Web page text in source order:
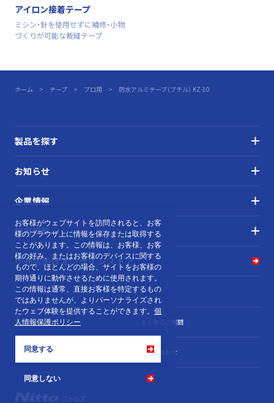
アイロン接着テープ
ミシン・針を使用せずに補修・小物
づくりが可能な裁縫テープ
ホーム テープ プロ用 防水アルミテープ（ブチル） KZ-10
製品を探す
お知らせ
企業情報
採用情報
小売店向けオンラインストア
製品カタログ よくあるご質問
個人情報保護ポリシー お問い合わせ
お客様がウェブサイトを訪問されると、お客
様のブラウザ上に情報を保存または取得する
ことがあります。この情報は、お客様、お客
様の好み、またはお客様のデバイスに関する
もので、ほとんどの場合、サイトをお客様の
期待通りに動作させるために使用されます。
この情報は通常、直接お客様を特定するもの
ではありませんが、よりパーソナライズされ
たウェブ体験を提供することができます。 個
人情報保護ポリシー
同意しない
同意する